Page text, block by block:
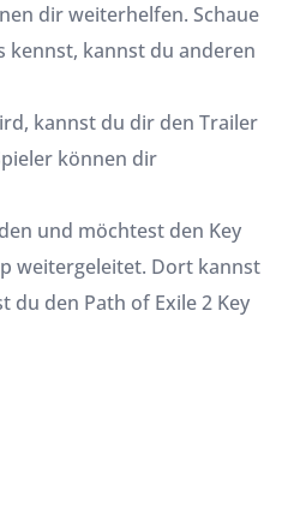
dir weiterhelfen. Schaue
kennst, kannst du anderen
kannst du dir den Trailer
können dir
und möchtest den Key
weitergeleitet. Dort kannst
du den Path of Exile 2 Key